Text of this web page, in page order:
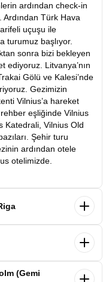
ardından check-in
Ardından Türk Hava
uçuşu ile
turumuz başlıyor.
sonra bizi bekleyen
ediyoruz. Litvanya’nın
Gölü ve Kalesi’nde
Gezimizin
Vilnius’a hareket
rehber eşliğinde Vilnius
Katedrali, Vilnius Old
Şehir turu
ardından otele
otelimizde.
hareket ediyoruz.
ve Litvanyalılar
hareket ediyoruz.
(Gemi